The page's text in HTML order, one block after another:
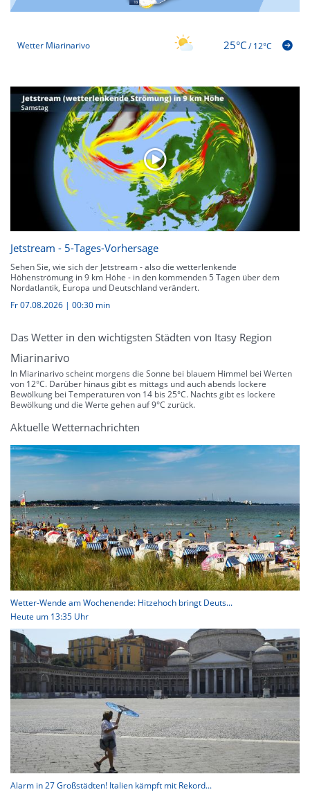
Wetter Miarinarivo 25°C/12°C
Jetstream - 5-Tages-Vorhersage
Sehen Sie, wie sich der Jetstream - also die wetterlenkende
Höhenströmung in 9 km Höhe - in den kommenden 5 Tagen über dem
Nordatlantik, Europa und Deutschland verändert.
Fr 07.08.2026 | 00:30 min
Das Wetter in den wichtigsten Städten von Itasy Region
Miarinarivo
In Miarinarivo scheint morgens die Sonne bei blauem Himmel bei Werten
von 12°C. Darüber hinaus gibt es mittags und auch abends lockere
Bewölkung bei Temperaturen von 14 bis 25°C. Nachts gibt es lockere
Bewölkung und die Werte gehen auf 9°C zurück.
Aktuelle Wetternachrichten
Wetter-Wende am Wochenende: Hitzehoch bringt Deuts...
Heute um 13:35 Uhr
Alarm in 27 Großstädten! Italien kämpft mit Rekord...